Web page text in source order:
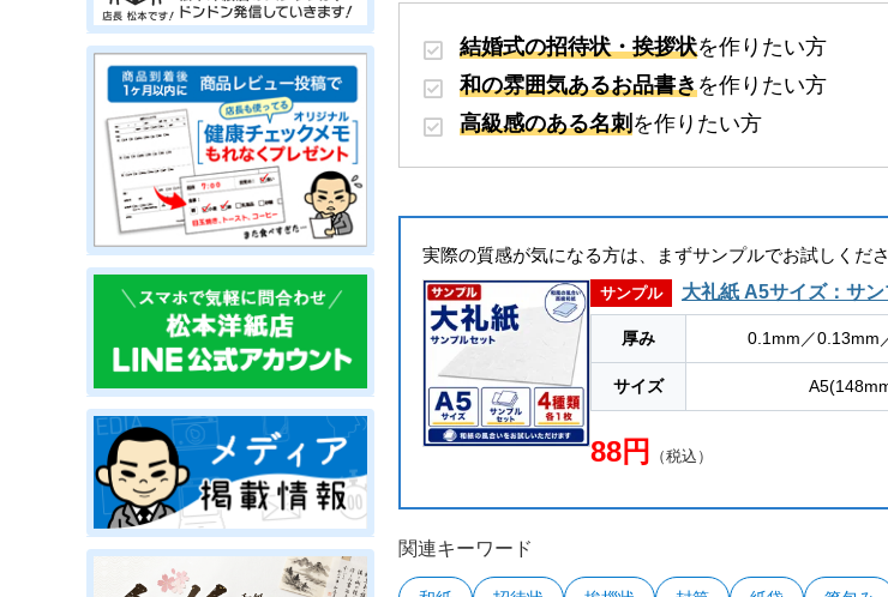
結婚式の招待状・挨拶状を作りたい方
和の雰囲気あるお品書きを作りたい方
高級感のある名刺を作りたい方
実際の質感が気になる方は、まずサンプルでお試しくださ
サンプル 大礼紙 A5サイズ：サン
厚み 0.1mm／0.13mm
サイズ
88円 （税込）
関連キーワード